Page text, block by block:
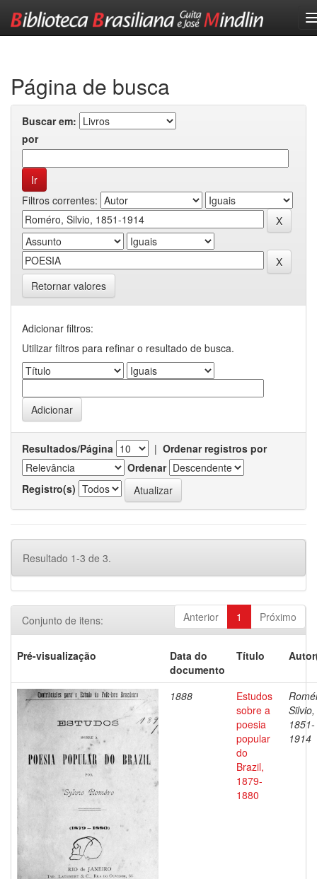
Página de busca
Buscar em:
por
Filtros correntes:
Retornar valores
Adicionar filtros:
Utilizar filtros para refinar o resultado de busca.
Resultados/Página | Ordenar registros por
Ordenar
Registro(s)
Resultado 1-3 de 3.
Anterior 1 Próximo
Conjunto de itens:
Pré-visualização
Data do
documento
Título
1888
Estudos
sobre a
poesia
popular
do
Brazil,
1879-
1880
Silvio,
1851-
1914